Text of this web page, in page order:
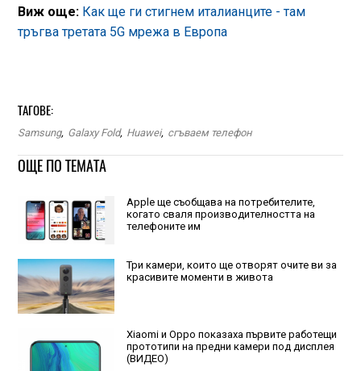
Виж още: Как ще ги стигнем италианците - там
тръгва третата 5G мрежа в Европа
ТАГОВЕ:
Samsung, Galaxy Fold, Huawei, сгъваем телефон
ОЩЕ ПО ТЕМАТА
Apple ще съобщава на потребителите,
когато сваля производителността на
телефоните им
Три камери, които ще отворят очите ви за
красивите моменти в живота
Xiaomi и Oppo показаха първите работещи
прототипи на предни камери под дисплея
(ВИДЕО)